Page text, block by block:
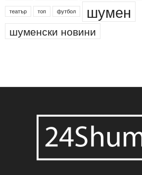
театър топ футбол шумен
шуменски новини